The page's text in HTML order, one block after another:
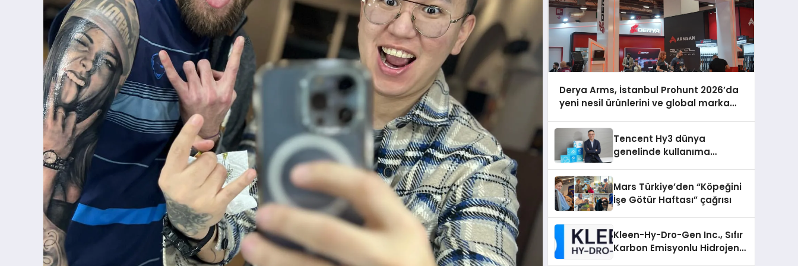
Derya Arms, İstanbul Prohunt 2026’da
yeni nesil ürünlerini ve global marka
Tencent Hy3 dünya
genelinde kullanıma
Mars Türkiye’den “Köpeğini
İşe Götür Haftası” çağrısı
Kleen-Hy-Dro-Gen Inc., Sıfır
Karbon Emisyonlu Hidrojen